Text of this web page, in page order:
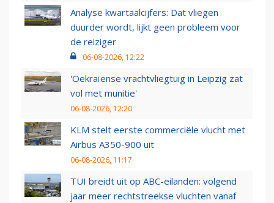
Analyse kwartaalcijfers: Dat vliegen
duurder wordt, lijkt geen probleem voor
de reiziger
06-08-2026, 12:22
'Oekraïense vrachtvliegtuig in Leipzig zat
vol met munitie'
06-08-2026, 12:20
KLM stelt eerste commerciële vlucht met
Airbus A350-900 uit
06-08-2026, 11:17
TUI breidt uit op ABC-eilanden: volgend
jaar meer rechtstreekse vluchten vanaf